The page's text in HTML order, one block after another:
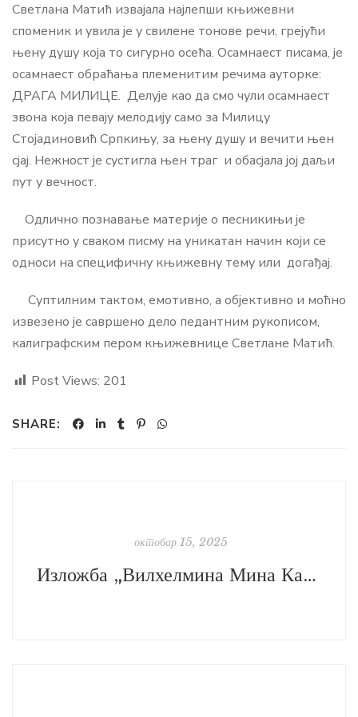
Светлана Матић извајала најлепши књижевни
споменик и увила је у свилене тонове речи, грејући
њену душу која то сигурно осећа. Осамнаест писама, је
осамнаест обраћања племенитим речима ауторке:
ДРАГА МИЛИЦЕ. Делује као да смо чули осамнаест
звона која певају мелодију само за Милицу
Стојадиновић Српкињу, за њену душу и вечити њен
сјај. Нежност је сустигла њен траг и обасјала јој даљи
пут у вечност.
Одлично познавање материје о песникињи је
присутно у сваком писму на уникатан начин који се
односи на специфичну књижевну тему или догађај.
Суптилним тактом, емотивно, а објективно и моћно
извезено је савршено дело педантним рукописом,
калиграфским пером књижевнице Светлане Матић.
Post Views: 201
SHARE:
октобар 15, 2025
Изложба „Вилхелмина Мина Караџић“